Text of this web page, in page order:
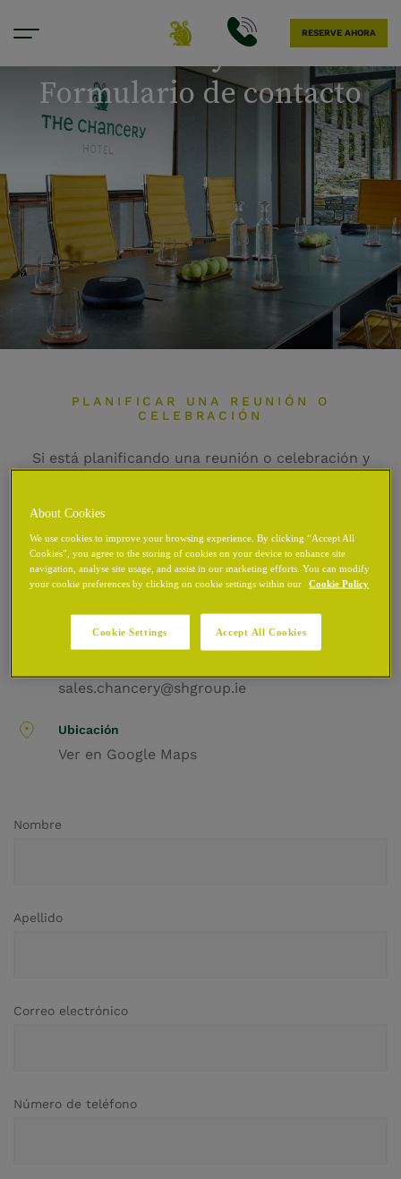
RESERVE AHORA
Reuniones y eventos
Formulario de contacto
PLANIFICAR UNA REUNIÓN O
CELEBRACIÓN
Si está planificando una reunión o celebración y
siguiente formulario y nos pondremos en contacto
con usted lo antes posible.
+353 1 5542900
sales.chancery@shgroup.ie
Ubicación
Ver en Google Maps
Nombre
Apellido
Correo electrónico
Número de teléfono
About Cookies
We use cookies to improve your browsing experience. By clicking “Accept All
Cookies”, you agree to the storing of cookies on your device to enhance site
navigation, analyse site usage, and assist in our marketing efforts. You can modify
your cookie preferences by clicking on cookie settings within our
Cookie Policy
Cookie Settings Accept All Cookies